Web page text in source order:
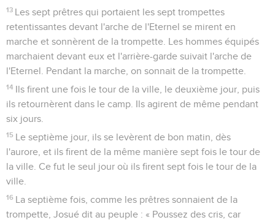
13 Les sept prêtres qui portaient les sept trompettes
retentissantes devant l'arche de l'Eternel se mirent en
marche et sonnèrent de la trompette. Les hommes équipés
marchaient devant eux et l'arrière-garde suivait l'arche de
l'Eternel. Pendant la marche, on sonnait de la trompette.
14 Ils firent une fois le tour de la ville, le deuxième jour, puis
ils retournèrent dans le camp. Ils agirent de même pendant
six jours.
15 Le septième jour, ils se levèrent de bon matin, dès
l'aurore, et ils firent de la même manière sept fois le tour de
la ville. Ce fut le seul jour où ils firent sept fois le tour de la
ville.
16 La septième fois, comme les prêtres sonnaient de la
trompette, Josué dit au peuple : « Poussez des cris, car